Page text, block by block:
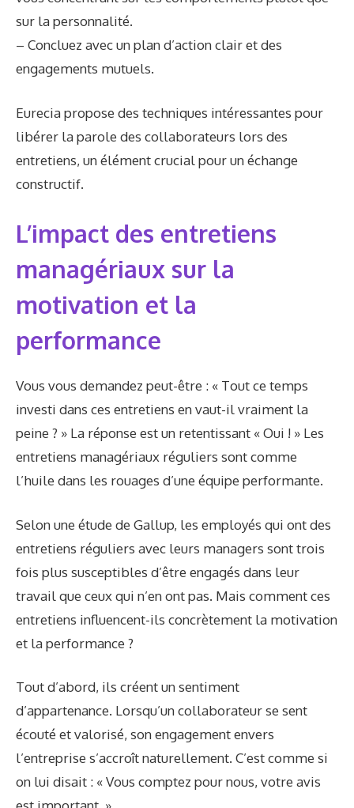
sur la personnalité.
– Concluez avec un plan d’action clair et des
engagements mutuels.
Eurecia propose des techniques intéressantes pour
libérer la parole des collaborateurs lors des
entretiens, un élément crucial pour un échange
constructif.
L’impact des entretiens
managériaux sur la
motivation et la
performance
Vous vous demandez peut-être : « Tout ce temps
investi dans ces entretiens en vaut-il vraiment la
peine ? » La réponse est un retentissant « Oui ! » Les
entretiens managériaux réguliers sont comme
l’huile dans les rouages d’une équipe performante.
Selon une étude de Gallup, les employés qui ont des
entretiens réguliers avec leurs managers sont trois
fois plus susceptibles d’être engagés dans leur
travail que ceux qui n’en ont pas. Mais comment ces
entretiens influencent-ils concrètement la motivation
et la performance ?
Tout d’abord, ils créent un sentiment
d’appartenance. Lorsqu’un collaborateur se sent
écouté et valorisé, son engagement envers
l’entreprise s’accroît naturellement. C’est comme si
on lui disait : « Vous comptez pour nous, votre avis